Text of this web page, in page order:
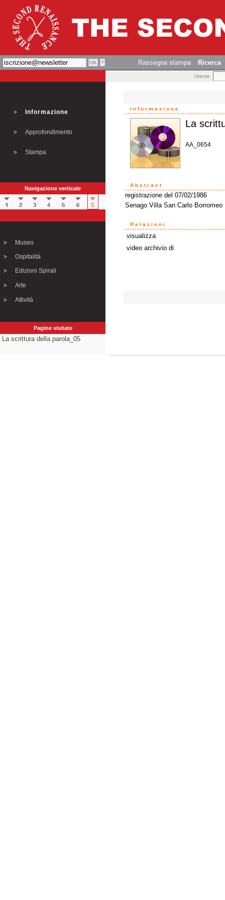
Rassegna stampa Ricerca
Utente
Informazione
Approfondimento
Stampa
Navigazione verticale
Museo
Ospitalità
Edizioni Spirali
Arte
Attività
Pagine visitate
La scrittura della parola_05
Informazione
La
AA_0654
Abstract
registrazione del 07/02/1986
Senago Villa San Carlo Borromeo
Relazioni
visualizza
video archivio di